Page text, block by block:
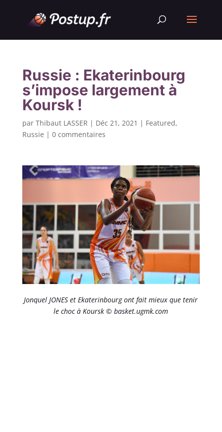
Russie : Ekaterinbourg
s’impose largement à
Koursk !
par Thibaut LASSER | Déc 21, 2021 | Featured,
Russie | 0 commentaires
Jonquel JONES et Ekaterinbourg ont fait mieux que tenir
le choc à Koursk © basket.ugmk.com